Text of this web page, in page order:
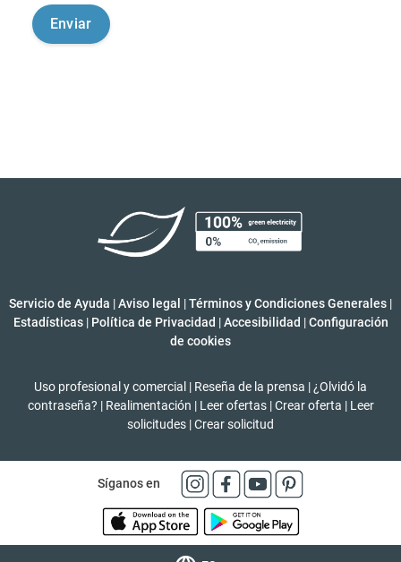
Servicio de Ayuda |Aviso legal |Términos y Condiciones Generales |
Estadísticas | Política de Privacidad | Accesibilidad | Configuración
de cookies
Uso profesional y comercial | Reseña de la prensa | ¿Olvidó la
contraseña? | Realimentación | Leer ofertas | Crear oferta | Leer
solicitudes |Crear solicitud
Síganos en